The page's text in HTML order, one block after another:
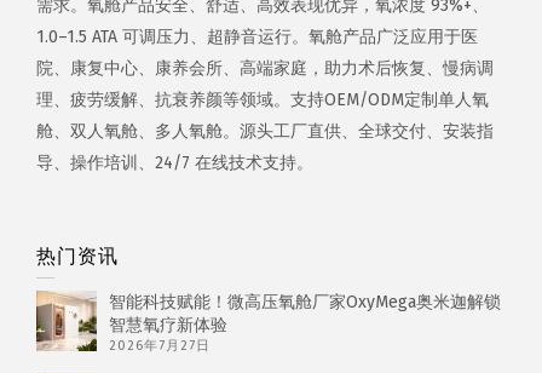
需求。氧舱产品安全、舒适、高效表现优异，氧浓度 93%+、
1.0–1.5 ATA 可调压力、超静音运行。氧舱产品广泛应用于医
院、康复中心、康养会所、高端家庭，助力术后恢复、慢病调
理、疲劳缓解、抗衰养颜等领域。支持OEM/ODM定制单人氧
舱、双人氧舱、多人氧舱。源头工厂直供、全球交付、安装指
导、操作培训、24/7 在线技术支持。
热门资讯
智能科技赋能！微高压氧舱厂家OxyMega奥米迦解锁
智慧氧疗新体验
2026年7月27日